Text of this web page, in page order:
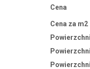
Cena
Cena za m2